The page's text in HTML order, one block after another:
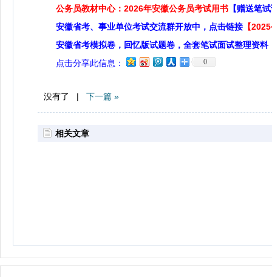
公务员教材中心：2026年安徽公务员考试用书 【赠送笔
安徽省考、事业单位考试交流群开放中，点击链接 【
安徽省考模拟卷，回忆版试题卷，全套笔试面试整理资料
点击分享此信息：
0
没有了 | 下一篇 »
相关文章